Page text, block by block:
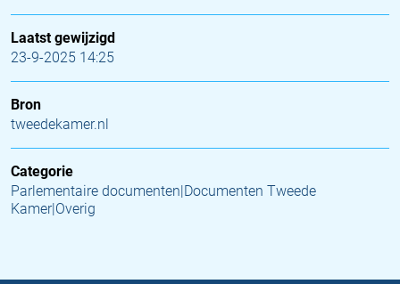
Laatst gewijzigd
23-9-2025 14:25
Bron
tweedekamer.nl
Categorie
Parlementaire documenten|Documenten Tweede
Kamer|Overig